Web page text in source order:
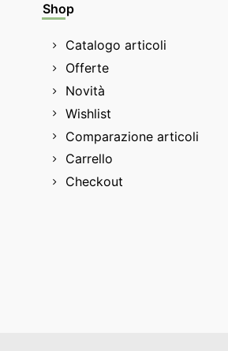
Shop
Catalogo articoli
Offerte
Novità
Wishlist
Comparazione articoli
Carrello
Checkout